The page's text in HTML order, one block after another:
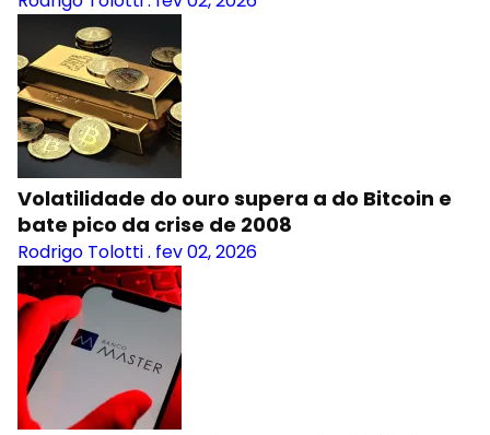
Volatilidade do ouro supera a do Bitcoin e
bate pico da crise de 2008
Rodrigo Tolotti. fev 02, 2026